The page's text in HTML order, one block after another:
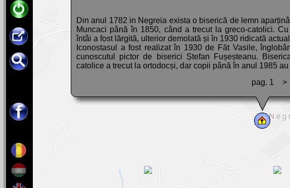
Din anul 1782 in Negreia exista o biserică de lemn
Muncaci până în 1850, când a trecut la greco-catolici.
întâi a fost lărgită, ulterior demolată și în 1930 ridicată
Iconostasul a fost realizat în 1930 de Făt Vasile,
cunoscutul pictor de biserici Ștefan Fușeșteanu.
catolice a trecut la ortodocși, dar copii până în anul 1985
Răspundem în limbile:
pag. 1 >